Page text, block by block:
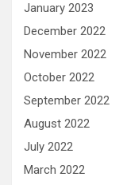
January 2023
December 2022
November 2022
October 2022
September 2022
August 2022
July 2022
March 2022